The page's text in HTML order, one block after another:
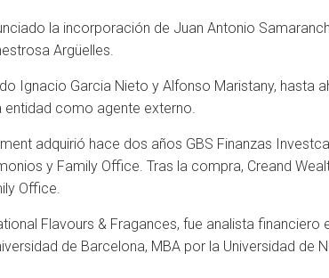
la incorporación de Juan Antonio
Argüelles.
Ignacio Garcia Nieto y Alfonso Maristany, hasta
entidad como agente externo.
adquirió hace dos años GBS Finanzas
y Family Office. Tras la compra, Creand
Office.
Flavours & Fragances, fue analista financiero
de Barcelona, MBA por la Universidad de